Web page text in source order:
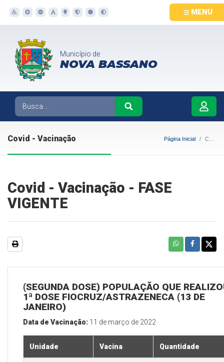
MENU
Município de
NOVA BASSANO
Covid - Vacinação Página Inicial Covid - Vacinação
Covid - Vacinação - FASE
VIGENTE
(SEGUNDA DOSE) POPULAÇÃO QUE
1ª DOSE FIOCRUZ/ASTRAZENECA (13 DE
JANEIRO)
Data de Vacinação: 11 de março de 2022
Unidade Vacina Quantidade